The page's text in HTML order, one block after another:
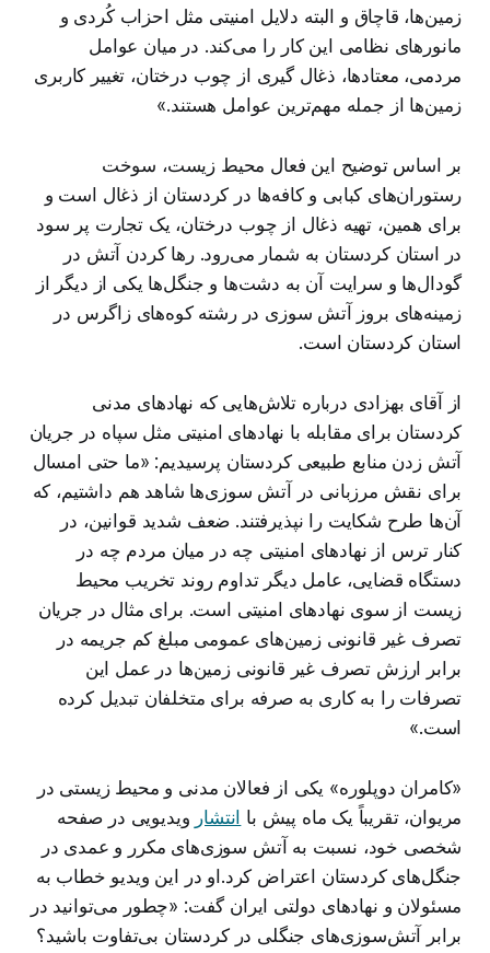
زمین‌ها، قاچاق‌‌ و البته دلایل امنیتی مثل احزاب کُردی و
مانورهای نظامی این کار را می‌کند. در میان عوامل
مردمی، معتادها، ذغال گیری از چوب درختان، تغییر کاربری
زمین‌ها از جمله مهم‌ترین عوامل هستند.»
بر اساس توضیح این فعال محیط زیست، سوخت
رستوران‌های کبابی و کافه‌ها در کردستان از ذغال است و
برای همین، تهیه ذغال از چوب درختان، یک تجارت پر سود
در استان کردستان به شمار می‌رود. رها کردن آتش در
گودال‌ها و سرایت آن به دشت‌ها و جنگل‌ها یکی از دیگر از
زمینه‌های بروز آتش سوزی در رشته کوه‌های زاگرس در
استان کردستان است.
از آقای بهزادی درباره تلاش‌هایی که نهادهای مدنی
کردستان برای مقابله با نهادهای امنیتی مثل سپاه در جریان
آتش زدن منابع طبیعی کردستان پرسیدیم:‌ «ما حتی امسال
برای نقش مرزبانی در آتش سوزی‌ها شاهد هم داشتیم، که
آن‌ها طرح شکایت را نپذیرفتند. ضعف شدید قوانین، در
کنار ترس از نهادهای امنیتی چه در میان مردم چه در
دستگاه قضایی، عامل دیگر تداوم روند تخریب محیط
زیست از سوی نهادهای امنیتی است. برای مثال در جریان
تصرف غیر قانونی زمین‌های عمومی مبلغ کم جریمه در
برابر ارزش تصرف غیر قانونی زمین‌ها در عمل این
تصرفات را به کاری به صرفه برای متخلفان تبدیل کرده
است.»
«کامران دوپلورە» یکی از فعالان مدنی و محیط زیستی در
مریوان، تقریباً یک ماه پیش با انتشار ویدیویی در صفحه
شخصی خود، نسبت به آتش‌ سوزی‌های مکرر و عمدی در
جنگل‌های کردستان اعتراض کرد.او در این ویدیو خطاب به
مسئولان و نهادهای دولتی ایران گفت: «چطور می‌توانید در
برابر آتش‌سوزی‌های جنگلی در کردستان بی‌تفاوت باشید؟